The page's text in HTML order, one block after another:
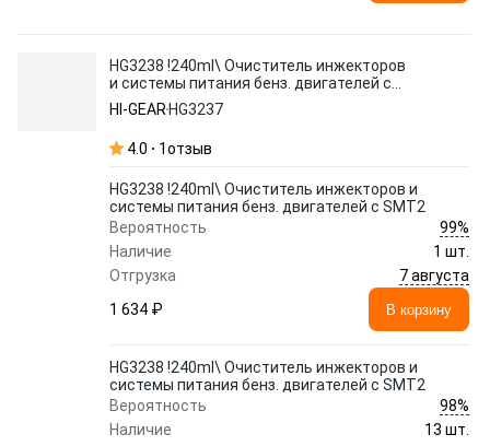
HG3238 !240ml\ Очиститель инжекторов
и системы питания бенз. двигателей с
SMT2
HI-GEAR HG3237
4.0 1отзыв
HG3238 !240ml\ Очиститель инжекторов и
системы питания бенз. двигателей с SMT2
Вероятность
99%
Наличие
1 шт.
Отгрузка
7 августа
1 634 ₽
В корзину
HG3238 !240ml\ Очиститель инжекторов и
системы питания бенз. двигателей с SMT2
Вероятность
98%
Наличие
13 шт.